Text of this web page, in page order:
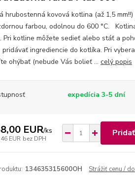
hrubostenná kovová kotlina (až 1,5
farbou, odolnou do 600 °C.
Pri kotline môžete sedieť alebo stáť a
pridávať ingrediencie do kotlíka. Pri
ohýbať (nebude Vás bolieť ... celý popis
expedícia 3-5 dní
EUR/ks
EUR bez DPH
134635315600OH Strážiť cenu /